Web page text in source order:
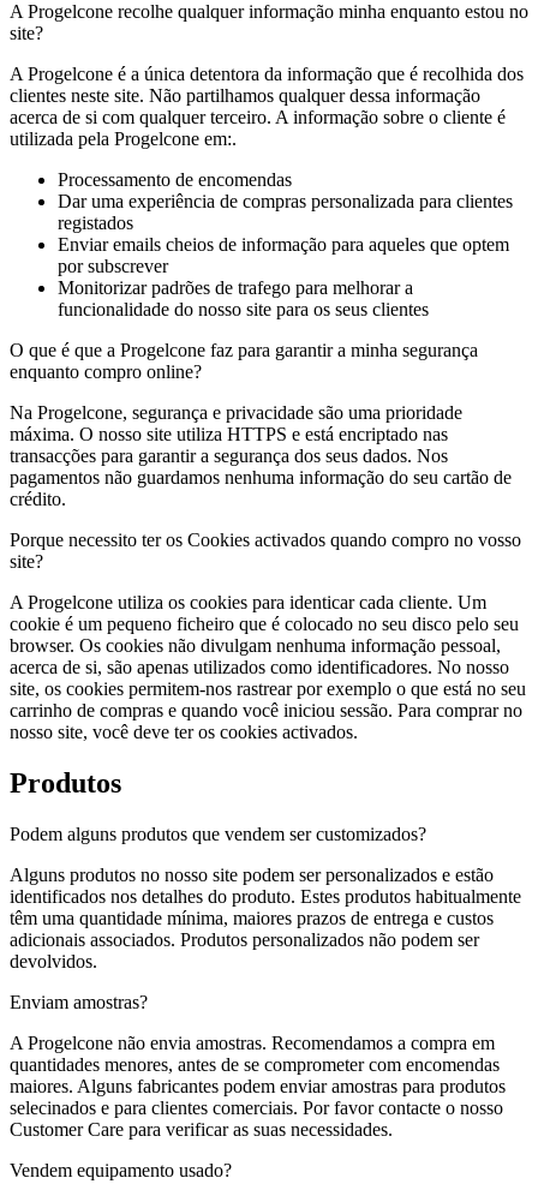
A Progelcone recolhe qualquer informação minha enquanto estou no
site?
A Progelcone é a única detentora da informação que é recolhida dos
clientes neste site. Não partilhamos qualquer dessa informação
acerca de si com qualquer terceiro. A informação sobre o cliente é
utilizada pela Progelcone em:.
Processamento de encomendas
Dar uma experiência de compras personalizada para clientes
registados
Enviar emails cheios de informação para aqueles que optem
por subscrever
Monitorizar padrões de trafego para melhorar a
funcionalidade do nosso site para os seus clientes
O que é que a Progelcone faz para garantir a minha segurança
enquanto compro online?
Na Progelcone, segurança e privacidade são uma prioridade
máxima. O nosso site utiliza HTTPS e está encriptado nas
transacções para garantir a segurança dos seus dados. Nos
pagamentos não guardamos nenhuma informação do seu cartão de
crédito.
Porque necessito ter os Cookies activados quando compro no vosso
site?
A Progelcone utiliza os cookies para identicar cada cliente. Um
cookie é um pequeno ficheiro que é colocado no seu disco pelo seu
browser. Os cookies não divulgam nenhuma informação pessoal,
acerca de si, são apenas utilizados como identificadores. No nosso
site, os cookies permitem-nos rastrear por exemplo o que está no seu
carrinho de compras e quando você iniciou sessão. Para comprar no
nosso site, você deve ter os cookies activados.
Produtos
Podem alguns produtos que vendem ser customizados?
Alguns produtos no nosso site podem ser personalizados e estão
identificados nos detalhes do produto. Estes produtos habitualmente
têm uma quantidade mínima, maiores prazos de entrega e custos
adicionais associados. Produtos personalizados não podem ser
devolvidos.
Enviam amostras?
A Progelcone não envia amostras. Recomendamos a compra em
quantidades menores, antes de se comprometer com encomendas
maiores. Alguns fabricantes podem enviar amostras para produtos
selecinados e para clientes comerciais. Por favor contacte o nosso
Customer Care para verificar as suas necessidades.
Vendem equipamento usado?